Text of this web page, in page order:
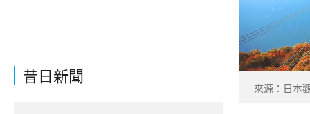
昔日新聞
來源：日本